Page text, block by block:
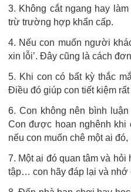
3. Không cắt ngang hay
trừ trường hợp khẩn cấp.
4. Nếu con muốn người
xin lỗi’. Đây cũng là cách
5. Khi con có bất kỳ thắc
Điều đó giúp con tiết kiệm
6. Con không nên bình
Con được hoan nghênh khi
nếu con muốn chê một ai
7. Một ai đó quan tâm và
tập… con hãy đáp lại và nhớ